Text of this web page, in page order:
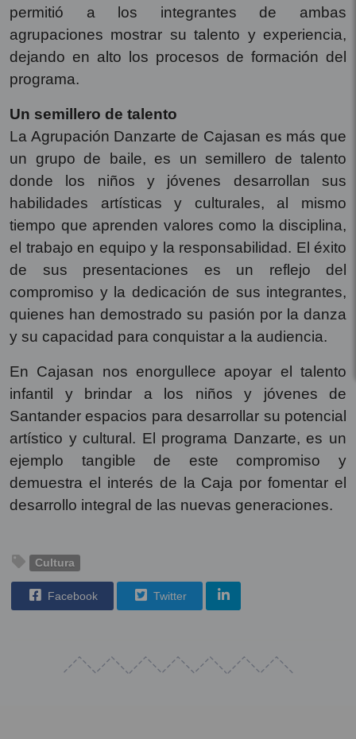
permitió a los integrantes de ambas
agrupaciones mostrar su talento y experiencia,
dejando en alto los procesos de formación del
programa.
Un semillero de talento
La Agrupación Danzarte de Cajasan es más que
un grupo de baile, es un semillero de talento
donde los niños y jóvenes desarrollan sus
habilidades artísticas y culturales, al mismo
tiempo que aprenden valores como la disciplina,
el trabajo en equipo y la responsabilidad. El éxito
de sus presentaciones es un reflejo del
compromiso y la dedicación de sus integrantes,
quienes han demostrado su pasión por la danza
y su capacidad para conquistar a la audiencia.
En Cajasan nos enorgullece apoyar el talento
infantil y brindar a los niños y jóvenes de
Santander espacios para desarrollar su potencial
artístico y cultural. El programa Danzarte, es un
ejemplo tangible de este compromiso y
demuestra el interés de la Caja por fomentar el
desarrollo integral de las nuevas generaciones.
Cultura
Facebook Twitter